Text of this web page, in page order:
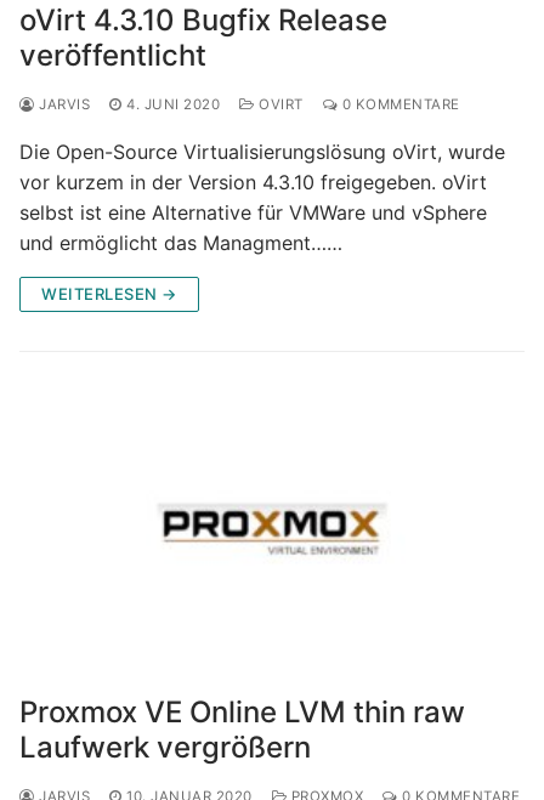
oVirt 4.3.10 Bugfix Release
veröffentlicht
JARVIS 4. JUNI 2020 OVIRT 0 KOMMENTARE
Die Open-Source Virtualisierungslösung oVirt, wurde
vor kurzem in der Version 4.3.10 freigegeben. oVirt
selbst ist eine Alternative für VMWare und vSphere
und ermöglicht das Managment……
WEITERLESEN →
Proxmox VE Online LVM thin raw
Laufwerk vergrößern
JARVIS 10. JANUAR 2020 PROXMOX 0 KOMMENTARE